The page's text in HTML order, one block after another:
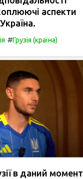
аспекти
#Грузія (країна)
в даний момент